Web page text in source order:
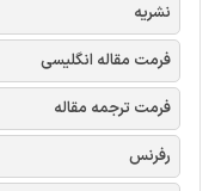
نشریه
فرمت مقاله انگلیسی
فرمت ترجمه مقاله
رفرنس